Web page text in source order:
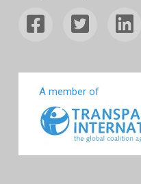
A member of